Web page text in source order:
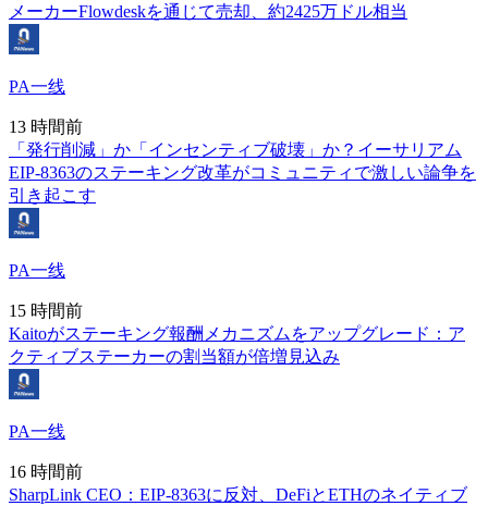
メーカーFlowdeskを通じて売却、約2425万ドル相当
PA一线
13 時間前
「発行削減」か「インセンティブ破壊」か？イーサリアム
EIP-8363のステーキング改革がコミュニティで激しい論争を
引き起こす
PA一线
15 時間前
Kaitoがステーキング報酬メカニズムをアップグレード：ア
クティブステーカーの割当額が倍増見込み
PA一线
16 時間前
SharpLink CEO：EIP-8363に反対、DeFiとETHのネイティブ